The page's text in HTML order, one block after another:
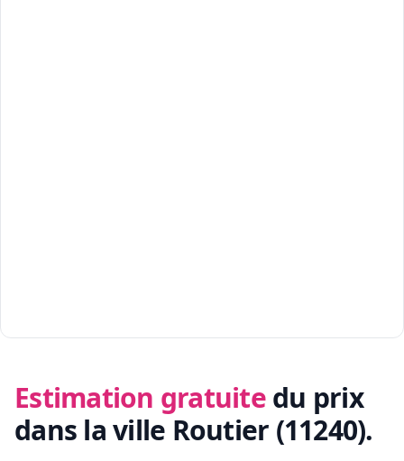
Estimation gratuite du prix
dans la ville Routier (11240).